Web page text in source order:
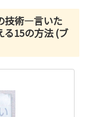
技術―言いた
る15の方法 (ブ